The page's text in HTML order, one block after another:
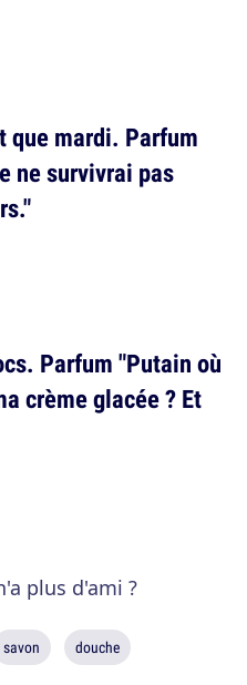
que mardi. Parfum
ne survivrai pas
Parfum "Putain où
crème glacée ? Et
plus d'ami ?
savon douche